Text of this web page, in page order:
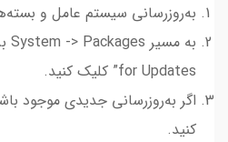
به‌روزرسانی سیستم عامل و
for Updates” کلیک کنید.
اگر به‌روزرسانی جدیدی موجود
کنید.